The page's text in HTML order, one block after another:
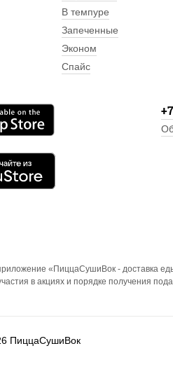
В темпуре
Запеченные
Эконом
Спайс
«ПиццаСушиВок - доставка
в акциях и порядке получения
ПиццаСушиВок